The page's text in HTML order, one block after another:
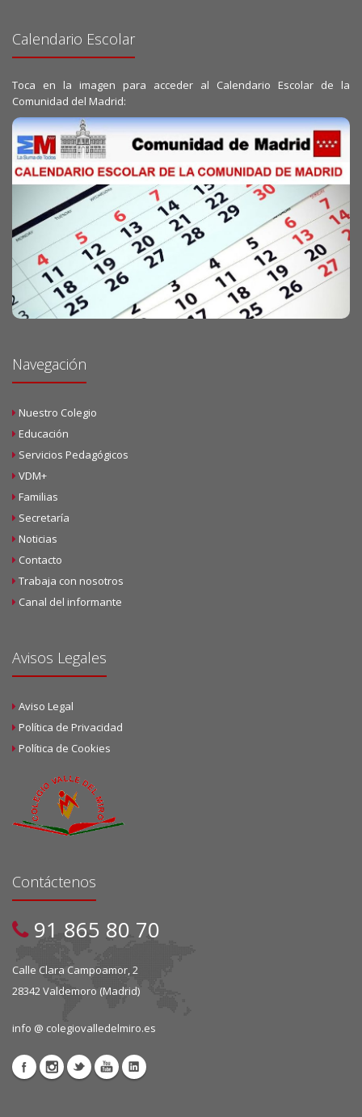
Calendario Escolar
Toca en la imagen para acceder al Calendario Escolar de la
Comunidad del Madrid:
Navegación
Nuestro Colegio
Educación
Servicios Pedagógicos
VDM+
Familias
Secretaría
Noticias
Contacto
Trabaja con nosotros
Canal del informante
Avisos Legales
Aviso Legal
Política de Privacidad
Política de Cookies
Contáctenos
91 865 80 70
Calle Clara Campoamor, 2
28342 Valdemoro (Madrid)
info @ colegiovalledelmiro.es